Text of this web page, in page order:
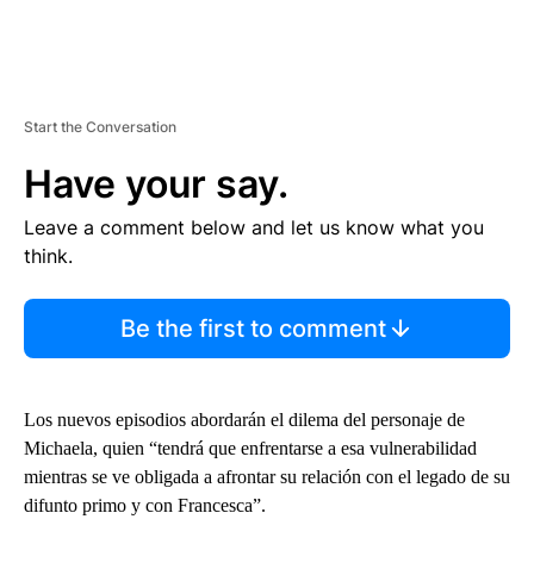
Start the Conversation
Have your say.
Leave a comment below and let us know what you
think.
Be the first to comment
Los nuevos episodios abordarán el dilema del personaje de
Michaela, quien “tendrá que enfrentarse a esa vulnerabilidad
mientras se ve obligada a afrontar su relación con el legado de su
difunto primo y con Francesca”.